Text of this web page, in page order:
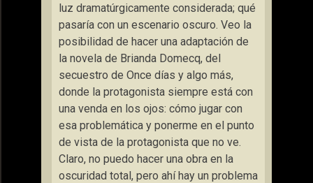
luz dramatúrgicamente considerada; qué
pasaría con un escenario oscuro. Veo la
posibilidad de hacer una adaptación de
la novela de Brianda Domecq, del
secuestro de Once días y algo más,
donde la protagonista siempre está con
una venda en los ojos: cómo jugar con
esa problemática y ponerme en el punto
de vista de la protagonista que no ve.
Claro, no puedo hacer una obra en la
oscuridad total, pero ahí hay un problema